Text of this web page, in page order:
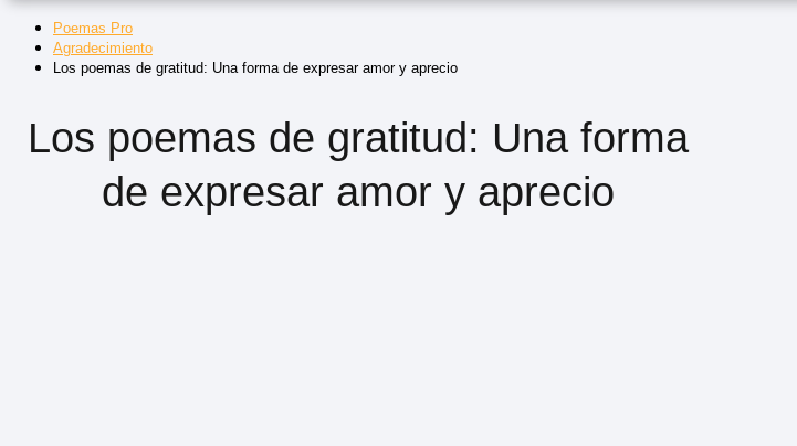
Poemas Pro
Agradecimiento
Los poemas de gratitud: Una forma de expresar amor y aprecio
Los poemas de gratitud: Una forma
de expresar amor y aprecio